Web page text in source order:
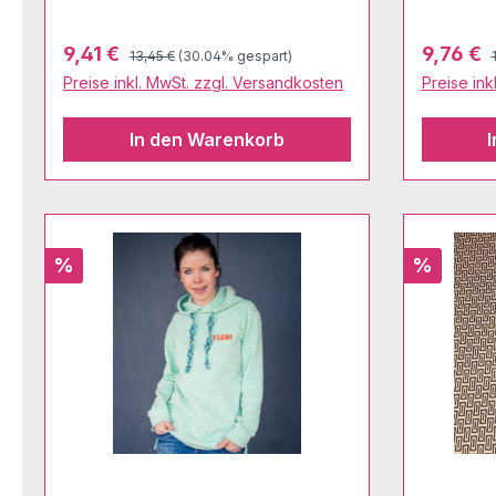
Verkaufspreis:
9,41 € Regulärer Preis:
13,45 € (30.04% gespart)
Preise inkl. MwSt. zzgl. Versandkosten
In den Warenkorb
9,76 €
Preise
Rabatt
% Rabatt
%